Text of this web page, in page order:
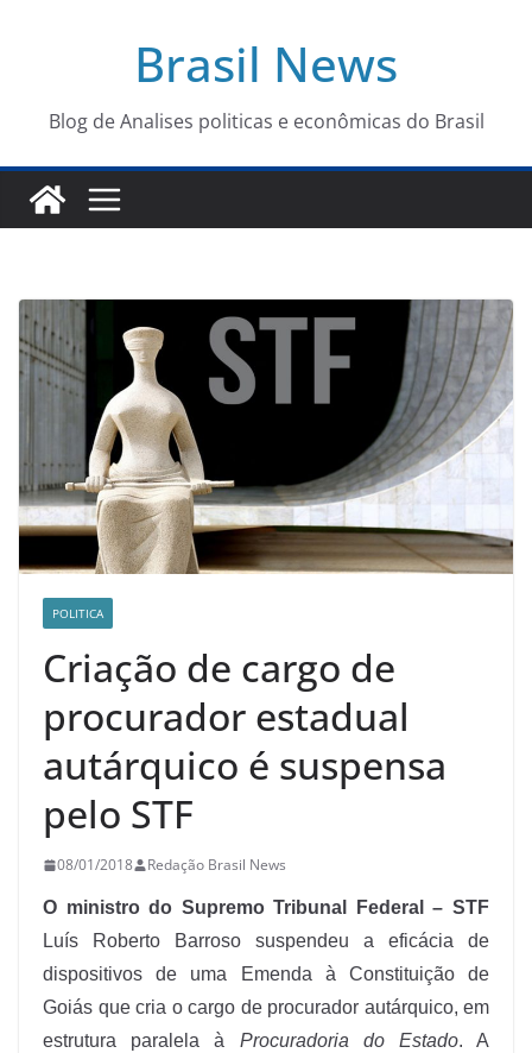
conteúdo
Brasil News
Blog de Analises politicas e econômicas do Brasil
POLITICA
Criação de cargo de
procurador estadual
autárquico é suspensa
pelo STF
08/01/2018 Redação Brasil News
O ministro do Supremo Tribunal Federal – STF
Luís Roberto Barroso suspendeu a eficácia de
dispositivos de uma Emenda à Constituição de
Goiás que cria o cargo de procurador autárquico, em
estrutura paralela à Procuradoria do Estado. A